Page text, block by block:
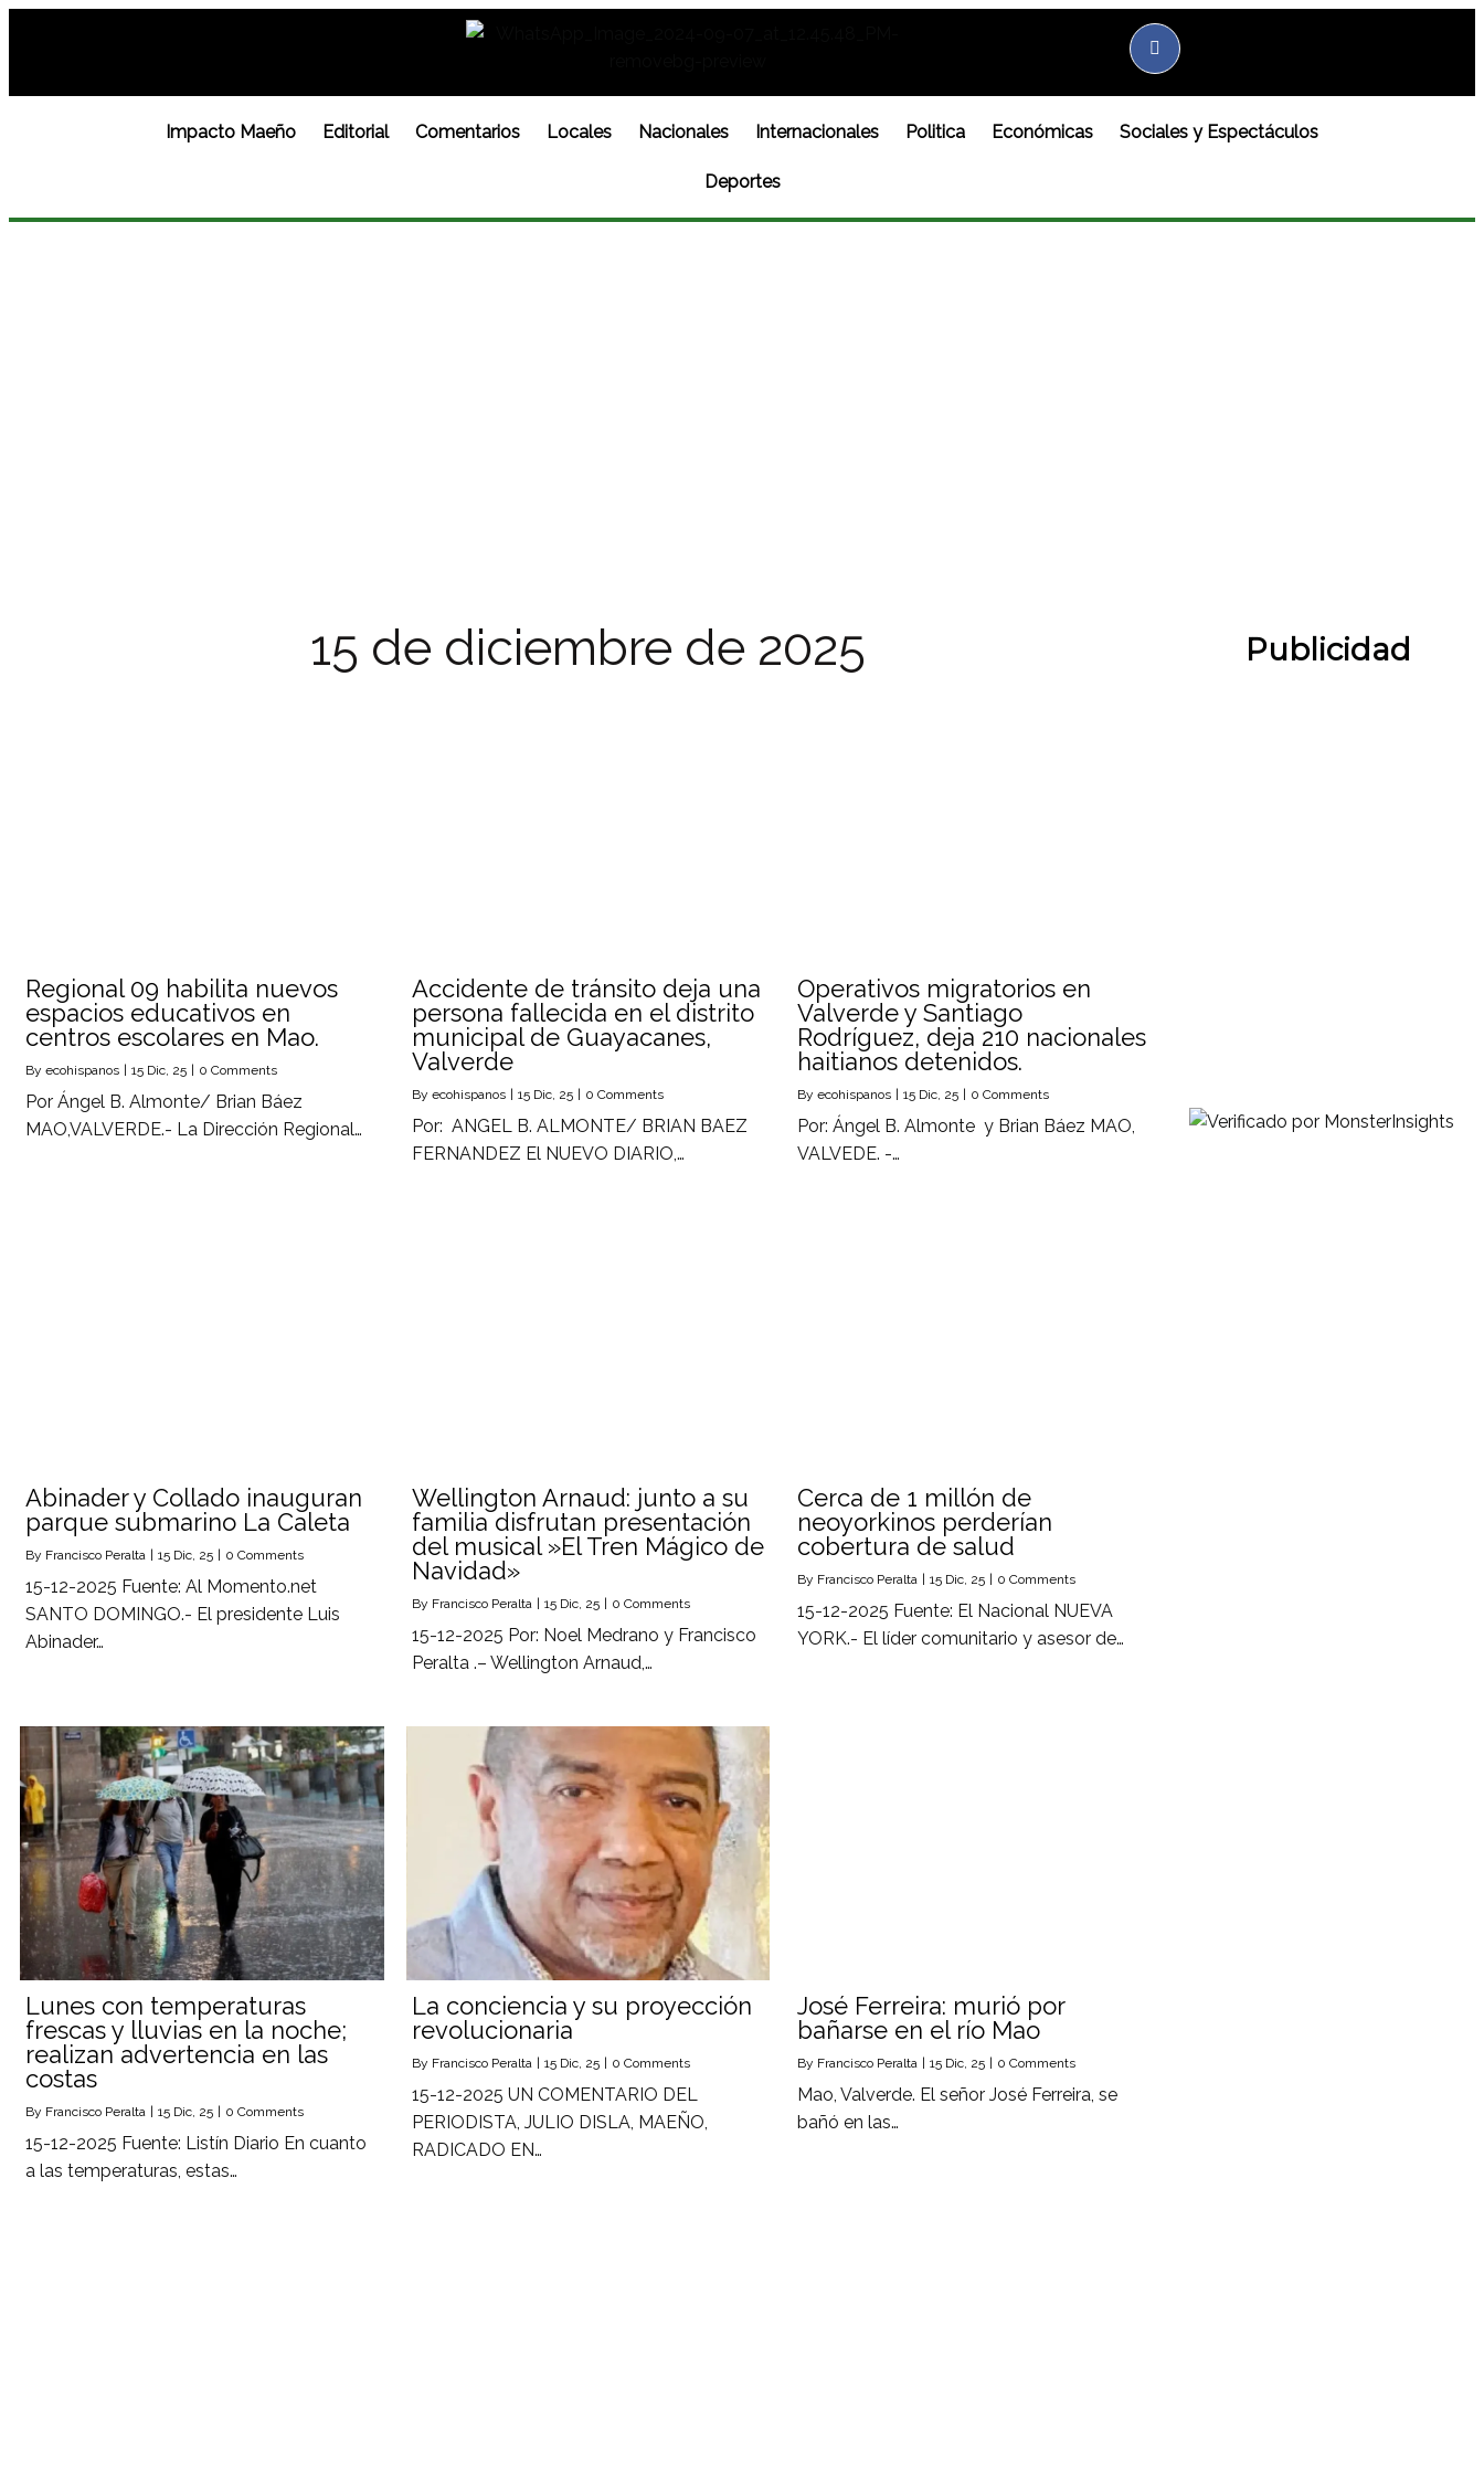
Impacto Maeño Editorial Comentarios Locales Nacionales Internacionales Politica Económicas Sociales y Espectáculos
Deportes
15 de diciembre de 2025
Regional 09 habilita nuevos
espacios educativos en
centros escolares en Mao.
By ecohispanos | 15 Dic, 25 | 0 Comments
Por Ángel B. Almonte/ Brian Báez
MAO,VALVERDE.- La Dirección Regional…
Accidente de tránsito deja una
persona fallecida en el distrito
municipal de Guayacanes,
Valverde
By ecohispanos | 15 Dic, 25 | 0 Comments
Por: ANGEL B. ALMONTE/ BRIAN BAEZ
FERNANDEZ El NUEVO DIARIO,…
Operativos migratorios en
Valverde y Santiago
Rodríguez, deja 210 nacionales
haitianos detenidos.
Byecohispanos | 15 Dic, 25 | 0 Comments
Por: Ángel B. Almonte y Brian Báez MAO,
VALVEDE. -…
Abinader y Collado inauguran
parque submarino La Caleta
By Francisco Peralta | 15 Dic, 25 | 0 Comments
15-12-2025 Fuente: Al Momento.net
SANTO DOMINGO.- El presidente Luis
Abinader…
Wellington Arnaud: junto a su
familia disfrutan presentación
del musical »El Tren Mágico de
Navidad»
By Francisco Peralta | 15 Dic, 25 | 0 Comments
15-12-2025 Por: Noel Medrano y Francisco
Peralta .– Wellington Arnaud,…
Cerca de 1 millón de
neoyorkinos perderían
cobertura de salud
By Francisco Peralta | 15 Dic, 25 | 0 Comments
15-12-2025 Fuente: El Nacional NUEVA
YORK.- El líder comunitario y asesor de…
Lunes con temperaturas
frescas y lluvias en la noche;
realizan advertencia en las
costas
By Francisco Peralta 15 Dic, 25 0 Comments
15-12-2025 Fuente: Listín Diario En cuanto
a las temperaturas, estas…
La conciencia y su proyección
revolucionaria
By Francisco Peralta 15 Dic, 25 0 Comments
15-12-2025 UN COMENTARIO DEL
PERIODISTA, JULIO DISLA, MAEÑO,
RADICADO EN…
José Ferreira: murió por
bañarse en el río Mao
By Francisco Peralta 15 Dic, 25 0 Comments
Mao, Valverde. El señor José Ferreira, se
bañó en las…
Publicidad